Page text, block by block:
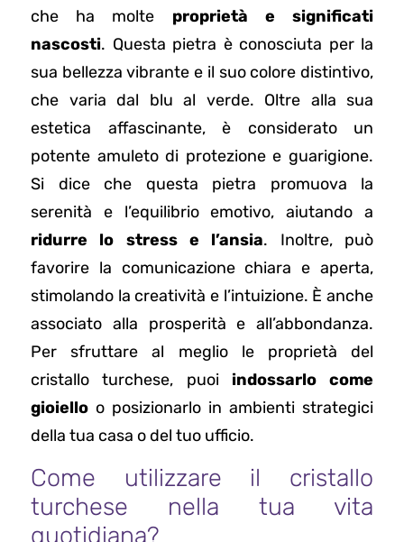
che ha molte proprietà e significati
nascosti. Questa pietra è conosciuta per la
sua bellezza vibrante e il suo colore distintivo,
che varia dal blu al verde. Oltre alla sua
estetica affascinante, è considerato un
potente amuleto di protezione e guarigione.
Si dice che questa pietra promuova la
serenità e l’equilibrio emotivo, aiutando a
ridurre lo stress e l’ansia. Inoltre, può
favorire la comunicazione chiara e aperta,
stimolando la creatività e l’intuizione. È anche
associato alla prosperità e all’abbondanza.
Per sfruttare al meglio le proprietà del
cristallo turchese, puoiindossarlo come
gioiello o posizionarlo in ambienti strategici
della tua casa o del tuo ufficio.
Come utilizzare il cristallo
turchese nella tua vita
quotidiana?